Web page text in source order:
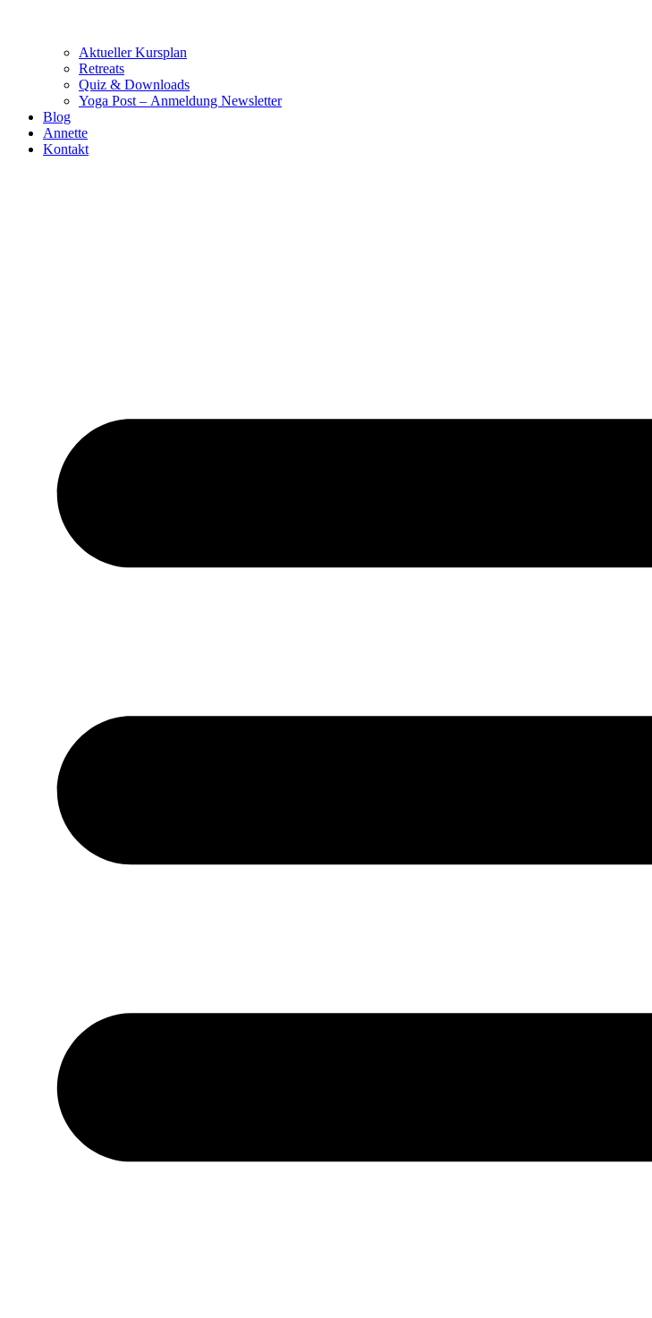
Aktueller Kursplan
Retreats
Quiz & Downloads
Yoga Post – Anmeldung Newsletter
Blog
Annette
Kontakt